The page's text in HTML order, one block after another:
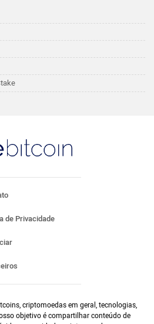
de Privacidade
criptomoedas em geral, tecnologias,
objetivo é compartilhar conteúdo de